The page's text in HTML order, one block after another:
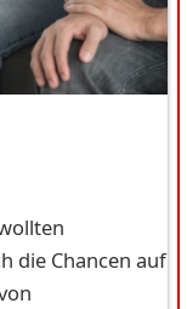
die Chancen auf